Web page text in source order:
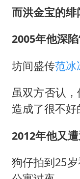
而洪金宝的绯
2005年他深陷
坊间盛传范冰
虽双方否认
造成了很不好
2012年他又遭
狗仔拍到25